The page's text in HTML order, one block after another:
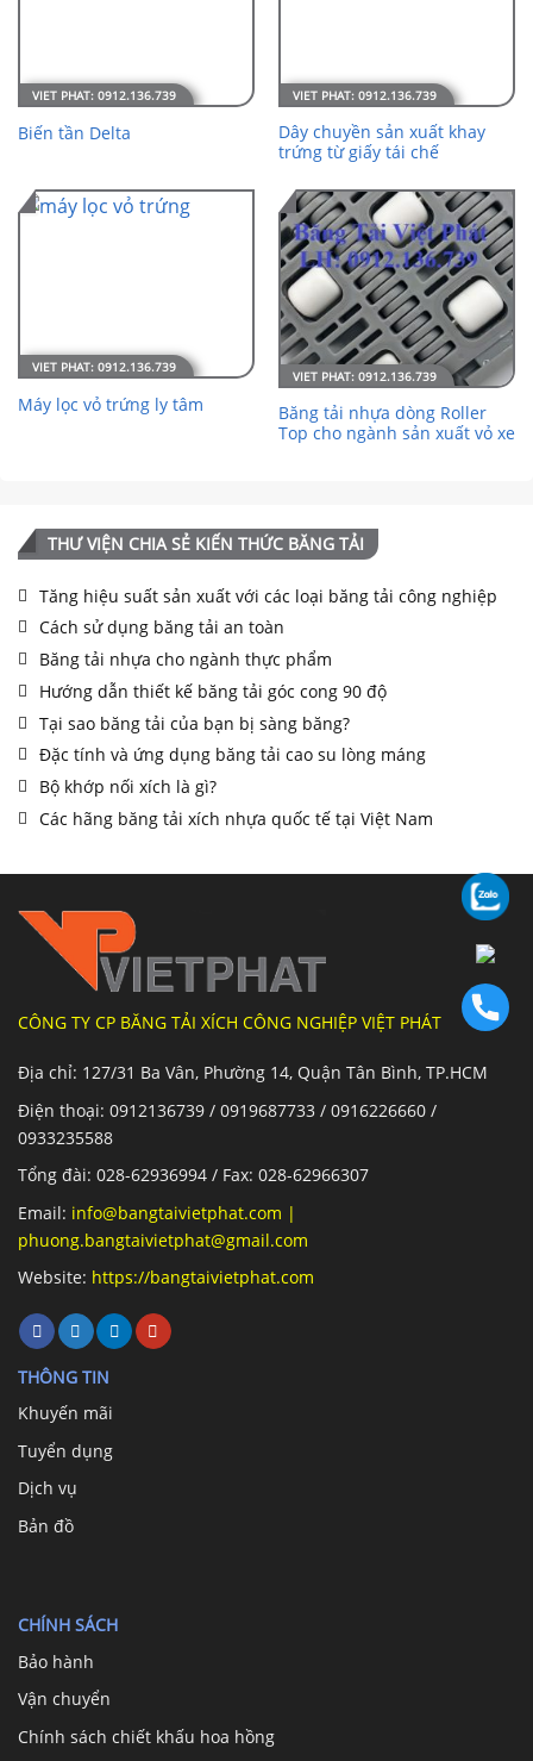
Biến tần Delta
Dây chuyền sản xuất khay
trứng từ giấy tái chế
Máy lọc vỏ trứng ly tâm
Băng tải nhựa dòng Roller
Top cho ngành sản xuất vỏ xe
THƯ VIỆN CHIA SẺ KIẾN THỨC BĂNG TẢI
Tăng hiệu suất sản xuất với các loại băng tải công nghiệp
Cách sử dụng băng tải an toàn
Băng tải nhựa cho ngành thực phẩm
Hướng dẫn thiết kế băng tải góc cong 90 độ
Tại sao băng tải của bạn bị sàng băng?
Đặc tính và ứng dụng băng tải cao su lòng máng
Bộ khớp nối xích là gì?
Các hãng băng tải xích nhựa quốc tế tại Việt Nam
CÔNG TY CP BĂNG TẢI XÍCH CÔNG NGHIỆP VIỆT PHÁT
Địa chỉ: 127/31 Ba Vân, Phường 14, Quận Tân Bình, TP.HCM
Điện thoại: 0912136739 / 0919687733 / 0916226660 /
0933235588
Tổng đài: 028-62936994 / Fax: 028-62966307
Email: info@bangtaivietphat.com |
phuong.bangtaivietphat@gmail.com
Website: https://bangtaivietphat.com
THÔNG TIN
Khuyến mãi
Tuyển dụng
Dịch vụ
Bản đồ
CHÍNH SÁCH
Bảo hành
Vận chuyển
Chính sách chiết khấu hoa hồng